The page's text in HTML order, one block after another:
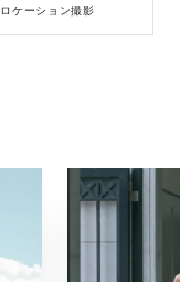
ロケーション撮影